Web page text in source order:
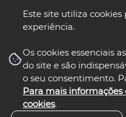
Este site utiliza
experiência.
Os cookies essenciais
do site e são
o seu consentimento.
Para mais
cookies.
nos